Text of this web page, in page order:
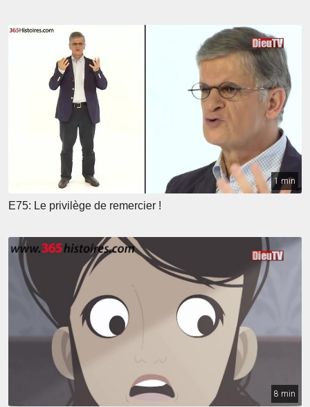
1 min
E75: Le privilège de remercier !
8 min